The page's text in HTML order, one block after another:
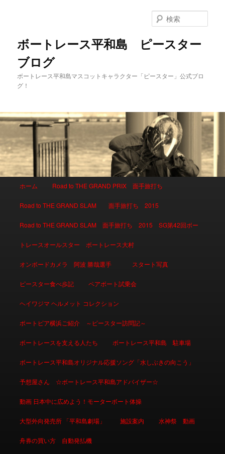
ボートレース平和島 ピースター
ブログ
ボートレース平和島マスコットキャラクター「ピースター」公式ブロ
グ！
索
メインコンテンツへ移動
サブコンテンツへ移動
ホーム Road to THE GRAND PRIX 面手旅打ち
Road to THE GRAND SLAM 面手旅打ち 2015
Road to THE GRAND SLAM 面手旅打ち 2015 SG第42回ボー
トレースオールスター ボートレース大村
オンボードカメラ 阿波 勝哉選手 スタート写真
ピースター食べ歩記 ペアボート試乗会
ヘイワジマ ヘルメット コレクション
ボートピア横浜ご紹介 ～ピースター訪問記～
ボートレースを支える人たち ボートレース平和島 駐車場
ボートレース平和島オリジナル応援ソング「水しぶきの向こう」
予想屋さん ☆ボートレース平和島アドバイザー☆
動画 日本中に広めよう！モーターボート体操
大型外向発売所 「平和島劇場」 施設案内 水神祭 動画
舟券の買い方 自動発払機